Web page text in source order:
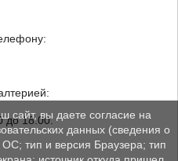
до 18.00.
сайт, вы даете согласие на
данных (сведения о
тип и версия Браузера; тип